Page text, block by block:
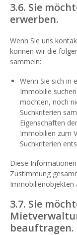
3.6. Sie
erwerben.
Wenn Sie uns
können wir die
sammeln:
Wenn Sie sich in
Immobilie
möchten, noch
Suchkriterien
Eigenschaften
Immobilien zum
Suchkriterien
Diese
Zustimmung
Immobilienobjekten
3.7. Sie
beauftragen.